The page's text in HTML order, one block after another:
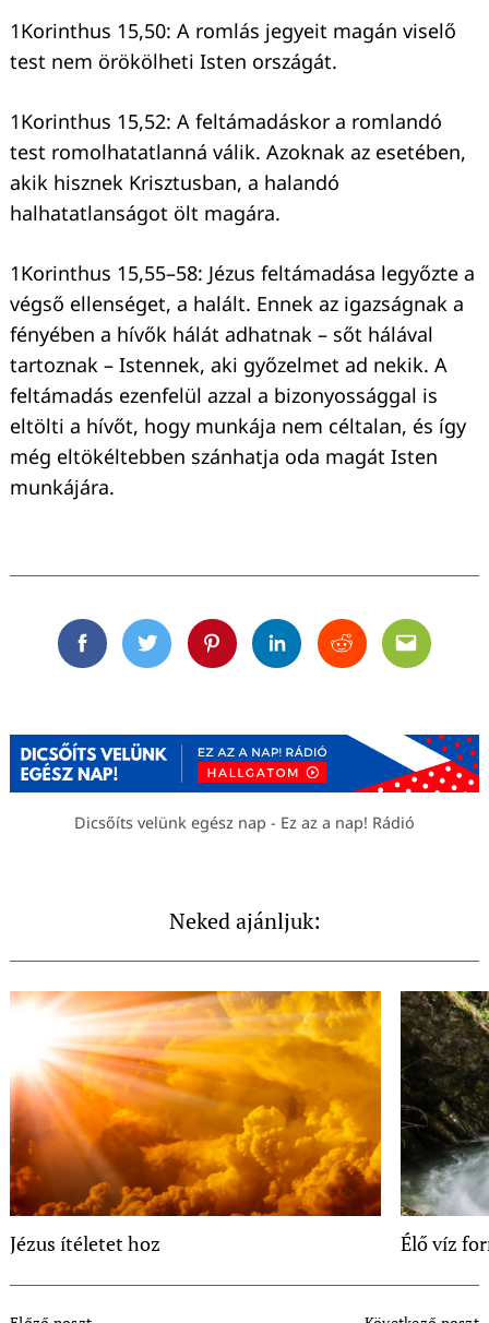
1Korinthus 15,50: A romlás jegyeit magán viselő
test nem örökölheti Isten országát.
1Korinthus 15,52: A feltámadáskor a romlandó
test romolhatatlanná válik. Azoknak az esetében,
akik hisznek Krisztusban, a halandó
halhatatlanságot ölt magára.
1Korinthus 15,55–58: Jézus feltámadása legyőzte a
végső ellenséget, a halált. Ennek az igazságnak a
fényében a hívők hálát adhatnak – sőt hálával
tartoznak – Istennek, aki győzelmet ad nekik. A
feltámadás ezenfelül azzal a bizonyossággal is
eltölti a hívőt, hogy munkája nem céltalan, és így
még eltökéltebben szánhatja oda magát Isten
munkájára.
FacebookTwitterPinterestLinkedinRedditEmail
Dicsőíts velünk egész nap - Ez az a nap! Rádió
Neked ajánljuk:
Jézus ítéletet hoz Élő víz